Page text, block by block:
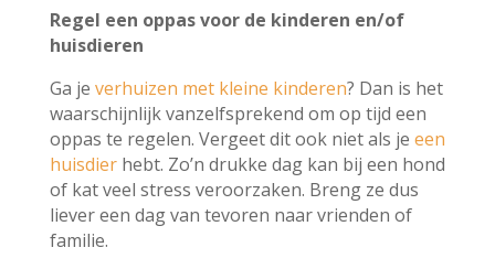
Regel een oppas voor de kinderen en/of
huisdieren
Ga je verhuizen met kleine kinderen? Dan is het
waarschijnlijk vanzelfsprekend om op tijd een
oppas te regelen. Vergeet dit ook niet als je een
huisdierhebt. Zo’n drukke dag kan bij een hond
of kat veel stress veroorzaken. Breng ze dus
liever een dag van tevoren naar vrienden of
familie.